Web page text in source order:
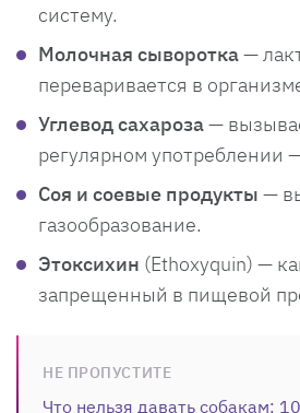
систему.
Молочная сыворотка—
переваривается в
Углевод сахароза—
регулярном употреблении
Соя и соевые продукты —
газообразование.
Этоксихин (Ethoxyquin) —
запрещенный в пищевой
НЕ ПРОПУСТИТЕ
Что нельзя давать собакам: